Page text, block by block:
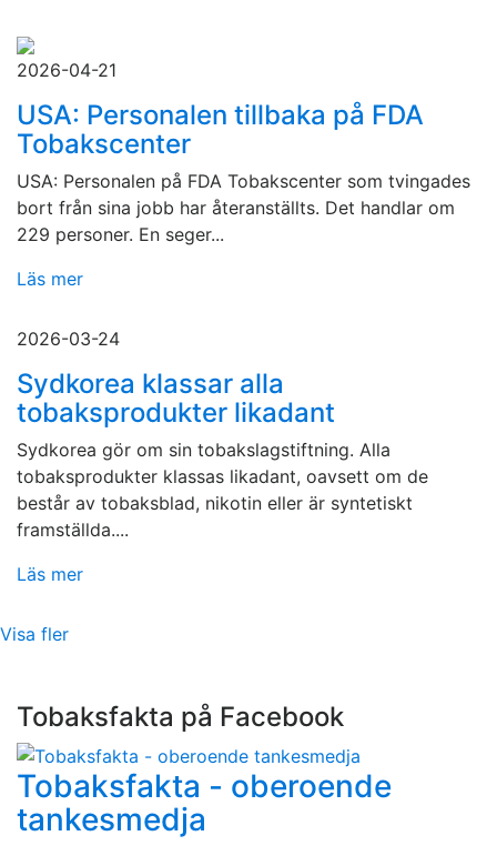
2026-04-21
USA: Personalen tillbaka på FDA
Tobakscenter
USA: Personalen på FDA Tobakscenter som tvingades
bort från sina jobb har återanställts. Det handlar om
229 personer. En seger...
Läs mer
2026-03-24
Sydkorea klassar alla
tobaksprodukter likadant
Sydkorea gör om sin tobakslagstiftning. Alla
tobaksprodukter klassas likadant, oavsett om de
består av tobaksblad, nikotin eller är syntetiskt
framställda....
Läs mer
Visa fler
Tobaksfakta på Facebook
Tobaksfakta - oberoende
tankesmedja